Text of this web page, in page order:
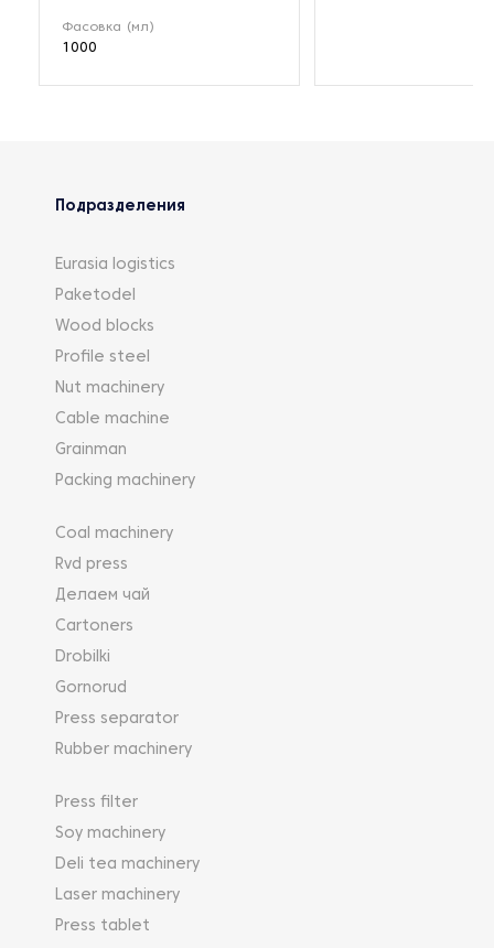
Фасовка (мл)
1000
Подразделения
Eurasia logistics
Paketodel
Wood blocks
Profile steel
Nut machinery
Cable machine
Grainman
Packing machinery
Coal machinery
Rvd press
Делаем чай
Cartoners
Drobilki
Gornorud
Press separator
Rubber machinery
Press filter
Soy machinery
Deli tea machinery
Laser machinery
Press tablet